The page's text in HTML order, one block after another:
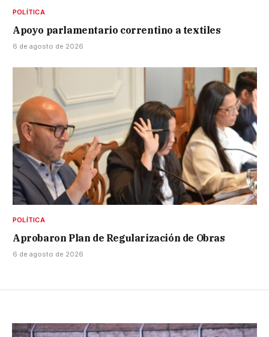
POLÍTICA
Apoyo parlamentario correntino a textiles
6 de agosto de 2026
POLÍTICA
Aprobaron Plan de Regularización de Obras
6 de agosto de 2026